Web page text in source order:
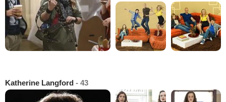
Katherine Langford - 43